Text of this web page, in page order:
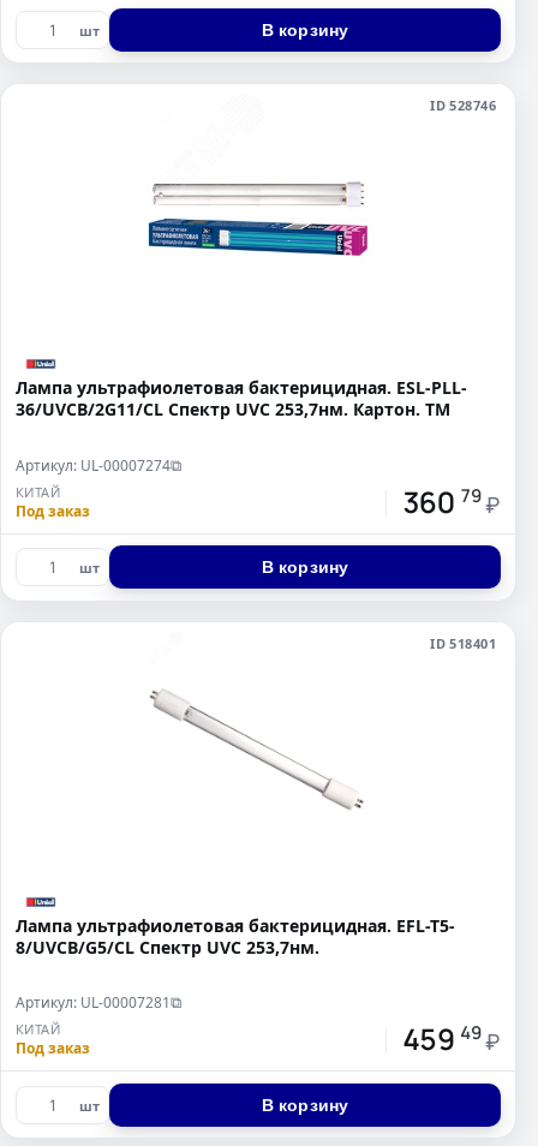
шт В корзину
ID 528746
Лампа ультрафиолетовая бактерицидная. ESL-PLL-
36/UVCB/2G11/CL Спектр UVC 253,7нм. Картон. ТМ
Артикул: UL-00007274⧉
КИТАЙ
Под заказ 360 79 ₽
шт В корзину
ID 518401
Лампа ультрафиолетовая бактерицидная. EFL-T5-
8/UVCB/G5/CL Спектр UVC 253,7нм.
Артикул: UL-00007281⧉
КИТАЙ
Под заказ 459 49 ₽
шт В корзину